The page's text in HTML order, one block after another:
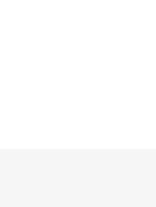
器供应商，让人们